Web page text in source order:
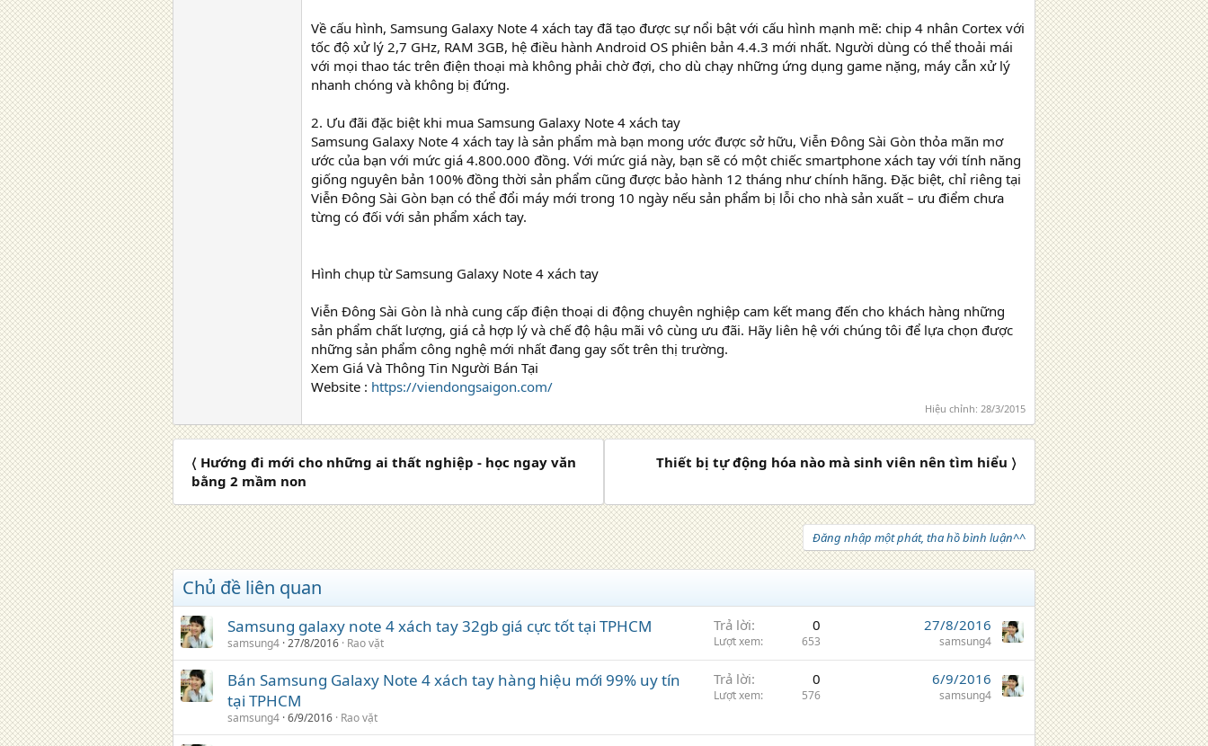
Về cấu hình, Samsung Galaxy Note 4 xách tay đã tạo được sự nổi bật với cấu hình mạnh mẽ: chip 4 nhân Cortex với
tốc độ xử lý 2,7 GHz, RAM 3GB, hệ điều hành Android OS phiên bản 4.4.3 mới nhất. Người dùng có thể thoải mái
với mọi thao tác trên điện thoại mà không phải chờ đợi, cho dù chạy những ứng dụng game nặng, máy cẫn xử lý
nhanh chóng và không bị đứng.
2. Ưu đãi đặc biệt khi mua Samsung Galaxy Note 4 xách tay
Samsung Galaxy Note 4 xách tay là sản phẩm mà bạn mong ước được sở hữu, Viễn Đông Sài Gòn thỏa mãn mơ
ước của bạn với mức giá 4.800.000 đồng. Với mức giá này, bạn sẽ có một chiếc smartphone xách tay với tính năng
giống nguyên bản 100% đồng thời sản phẩm cũng được bảo hành 12 tháng như chính hãng. Đặc biệt, chỉ riêng tại
Viễn Đông Sài Gòn bạn có thể đổi máy mới trong 10 ngày nếu sản phẩm bị lỗi cho nhà sản xuất – ưu điểm chưa
từng có đối với sản phẩm xách tay.
Hình chụp từ Samsung Galaxy Note 4 xách tay
Viễn Đông Sài Gòn là nhà cung cấp điện thoại di động chuyên nghiệp cam kết mang đến cho khách hàng những
sản phẩm chất lượng, giá cả hợp lý và chế độ hậu mãi vô cùng ưu đãi. Hãy liên hệ với chúng tôi để lựa chọn được
những sản phẩm công nghệ mới nhất đang gay sốt trên thị trường.
Xem Giá Và Thông Tin Người Bán Tại
Website : https://viendongsaigon.com/
Hiệu chỉnh: 28/3/2015
〈 Hướng đi mới cho những ai thất nghiệp - học ngay văn
bằng 2 mầm non
Thiết bị tự động hóa nào mà sinh viên nên tìm hiểu 〉
Đăng nhập một phát, tha hồ bình luận^^
Chủ đề liên quan
Samsung galaxy note 4 xách tay 32gb giá cực tốt tại TPHCM
samsung4 27/8/2016 Rao vặt
Trả lời 0
Lượt xem 653
27/8/2016
samsung4
Bán Samsung Galaxy Note 4 xách tay hàng hiệu mới 99% uy tín
tại TPHCM
samsung4 6/9/2016 Rao vặt
Trả lời 0
Lượt xem 576
6/9/2016
samsung4